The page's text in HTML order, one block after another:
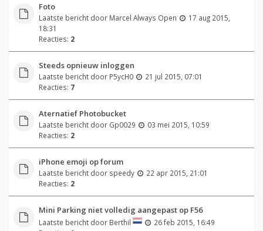
Foto
Laatste bericht door Marcel Always Open
17 aug 2015,
18:31
Reacties: 2
Steeds opnieuw inloggen
Laatste bericht door P5ycH0
21 jul 2015, 07:01
Reacties: 7
Aternatief Photobucket
Laatste bericht door Gp0029
03 mei 2015, 10:59
Reacties: 2
iPhone emoji op forum
Laatste bericht door speedy
22 apr 2015, 21:01
Reacties: 2
Mini Parking niet volledig aangepast op F56
Laatste bericht door Berthil
26 feb 2015, 16:49